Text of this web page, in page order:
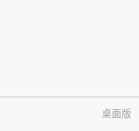
桌面版